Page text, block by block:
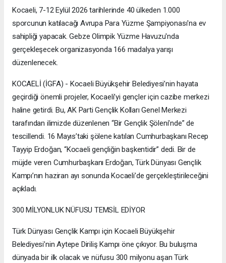
Kocaeli, 7-12 Eylül 2026 tarihlerinde 40 ülkeden 1.000
sporcunun katılacağı Avrupa Para Yüzme Şampiyonası'na ev
sahipliği yapacak. Gebze Olimpik Yüzme Havuzu'nda
gerçekleşecek organizasyonda 166 madalya yarışı
düzenlenecek.
KOCAELİ (İGFA) - Kocaeli Büyükşehir Belediyesi’nin hayata
geçirdiği önemli projeler, Kocaeli’yi gençler için cazibe merkezi
haline getirdi. Bu, AK Parti Gençlik Kolları Genel Merkezi
tarafından ilimizde düzenlenen “Bir Gençlik Şöleni’nde” de
tescillendi. 16 Mayıs’taki şölene katılan Cumhurbaşkanı Recep
Tayyip Erdoğan, “Kocaeli gençliğin başkentidir” dedi. Bir de
müjde veren Cumhurbaşkanı Erdoğan, Türk Dünyası Gençlik
Kampı’nın haziran ayı sonunda Kocaeli’de gerçekleştirileceğini
açıkladı.
300 MİLYONLUK NÜFUSU TEMSİL EDİYOR
Türk Dünyası Gençlik Kampı için Kocaeli Büyükşehir
Belediyesi’nin Aytepe Diriliş Kampı öne çıkıyor. Bu buluşma
dünyada bir ilk olacak ve nüfusu 300 milyonu aşan Türk